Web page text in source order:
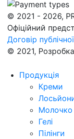
© 2021 - 2026,
Офіційний
Договір
© 2021,
Продукція
Креми
Молочко
Гелі
Пілінги